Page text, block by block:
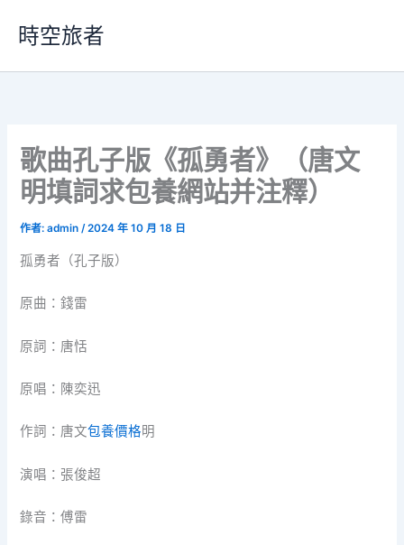
要
時空旅者
歌曲孔子版《孤勇者》（唐文
明填詞求包養網站并注釋）
作者:admin/2024 年 10 月 18 日
孤勇者（孔子版）
原曲：錢雷
原詞：唐恬
原唱：陳奕迅
作詞：唐文包養價格明
演唱：張俊超
錄音：傅雷